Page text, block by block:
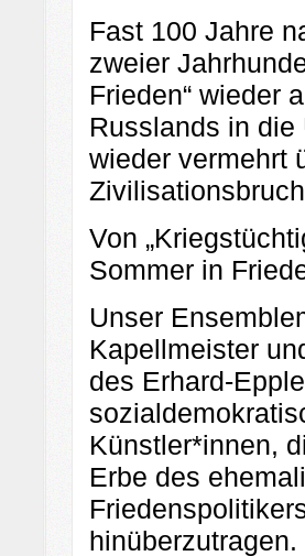
Fast 100 Jahre
zweier
Frieden“ wieder
Russlands in
wieder vermehrt
Von
Sommer in
Unser
Kapellmeister
des Erhard-
Künstler*innen,
Erbe des
hinüberzutragen.